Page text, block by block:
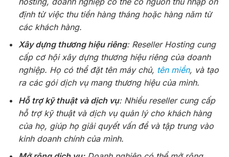
định từ việc thu tiền hàng tháng hoặc hàng năm từ
các khách hàng.
Xây dựng thương hiệu riêng: Reseller Hosting cung
cấp cơ hội xây dựng thương hiệu riêng của doanh
nghiệp. Họ có thể đặt tên máy chủ, tên miền, và tạo
ra các gói dịch vụ mang thương hiệu của mình.
Hỗ trợ kỹ thuật và dịch vụ: Nhiều reseller cung cấp
hỗ trợ kỹ thuật và dịch vụ quản lý cho khách hàng
của họ, giúp họ giải quyết vấn đề và tập trung vào
kinh doanh chính của mình.